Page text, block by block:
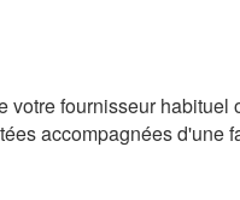
fournisseur
accompagnées d'une